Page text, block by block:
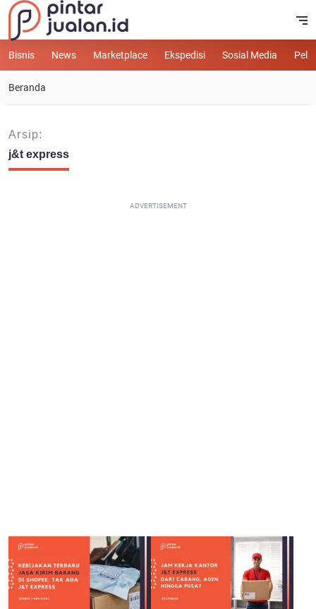
Bisnis News Marketplace Ekspedisi Sosial Media
Beranda
Arsip:
j&t express
ADVERTISEMENT